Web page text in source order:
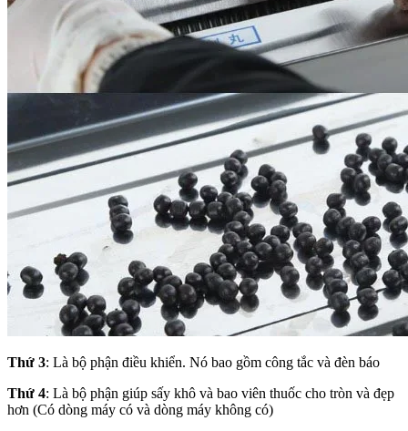
Thứ 3: Là bộ phận điều khiển. Nó bao gồm công tắc và đèn báo
Thứ 4: Là bộ phận giúp sấy khô và bao viên thuốc cho tròn và đẹp
hơn (Có dòng máy có và dòng máy không có)